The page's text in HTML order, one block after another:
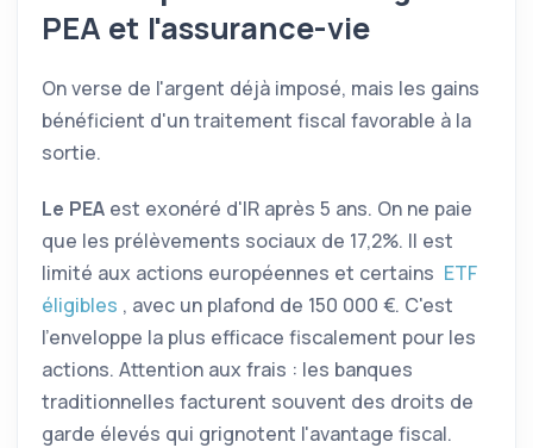
PEA et l'assurance-vie
On verse de l'argent déjà imposé, mais les gains
bénéficient d'un traitement fiscal favorable à la
sortie.
Le PEA est exonéré d'IR après 5 ans. On ne paie
que les prélèvements sociaux de 17,2%. Il est
limité aux actions européennes et certains ETF
éligibles , avec un plafond de 150 000 €. C'est
l'enveloppe la plus efficace fiscalement pour les
actions. Attention aux frais : les banques
traditionnelles facturent souvent des droits de
garde élevés qui grignotent l'avantage fiscal.